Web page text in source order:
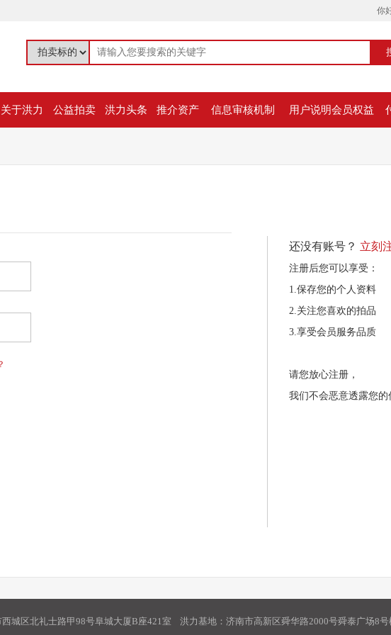
你
关于洪力 公益拍卖 洪力头条 推介资产 信息审核机制 用户说明会员权益
还没有账号？ 立刻
注册后您可以享受：
1.保存您的个人资料
2.关注您喜欢的拍品
3.享受会员服务品质
请您放心注册，
我们不会恶意透露您的
城区北礼士路甲98号阜城大厦B座421室 洪力基地：济南市高新区舜华路2000号舜泰广场8号